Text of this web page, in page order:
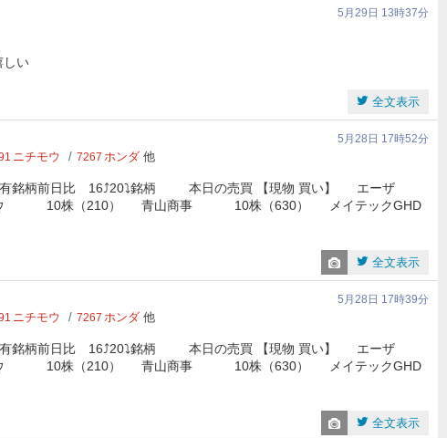
5月29日 13時37分
しい
全文表示
5月28日 17時52分
ニチモウ 7267 ホンダ 他
前日比 16⤴️20⤵️銘柄 本日の売買 【現物 買い】 エーザ
株（210） 青山商事 10株（630） メイテックGHD
全文表示
5月28日 17時39分
ニチモウ 7267 ホンダ 他
前日比 16⤴️20⤵️銘柄 本日の売買 【現物 買い】 エーザ
株（210） 青山商事 10株（630） メイテックGHD
全文表示